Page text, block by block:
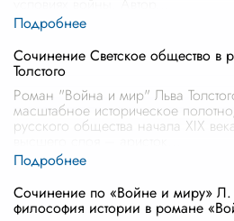
Сочинение Светское общество
Толстого
Роман "Война и мир" Льва
масштабное историческое
русского общества начала XIX
Сочинение по «Войне и миру» Л.
философия истории в романе